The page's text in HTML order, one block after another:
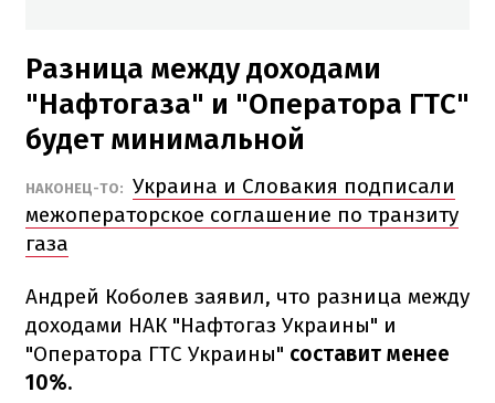
Разница между доходами
"Нафтогаза" и "Оператора ГТС"
будет минимальной
НАКОНЕЦ-ТО: Украина и Словакия подписали
межоператорское соглашение по транзиту
газа
Андрей Коболев заявил, что разница между
доходами НАК "Нафтогаз Украины" и
"Оператора ГТС Украины" составит менее
10%.